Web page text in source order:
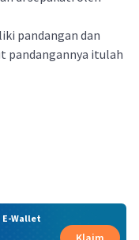
pandangan dan
pandangannya itulah
E-Wallet